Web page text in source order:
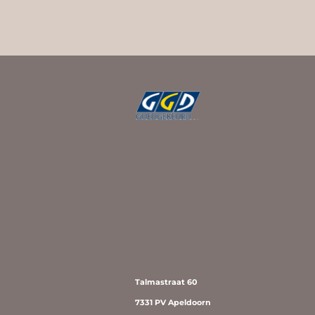
Talmastraat 60
7331 PV Apeldoorn